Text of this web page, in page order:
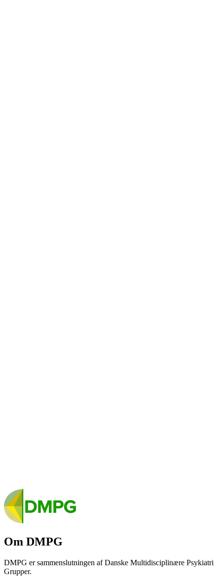
Om DMPG
DMPG er sammenslutningen af Danske Multidisciplinære Psykiatri
Grupper.